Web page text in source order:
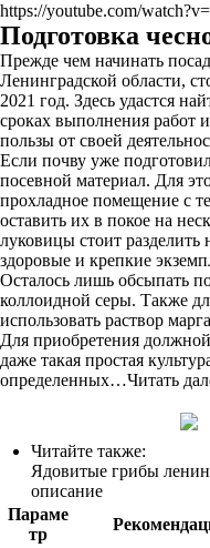
https://youtube.com/
Подготовка
Прежде чем начинать
Ленинградской области,
2021 год. Здесь удастся
сроках выполнения работ
пользы от своей
Если почву уже
посевной материал. Для
прохладное помещение с
оставить их в покое на
луковицы стоит разделить
здоровые и крепкие
Осталось лишь обсыпать
коллоидной серы. Также
использовать раствор
Для приобретения
даже такая простая
определенных…Читать
Читайте также:
Ядовитые грибы
описание
Параме
тр